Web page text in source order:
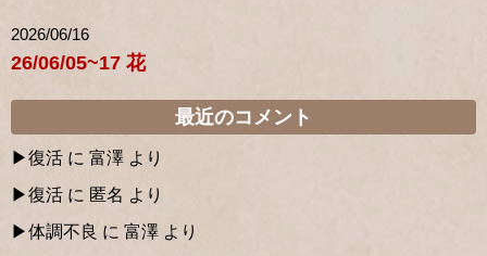
2026/06/16
26/06/05~17 花
最近のコメント
復活 に 富澤 より
復活 に 匿名 より
体調不良 に 富澤 より